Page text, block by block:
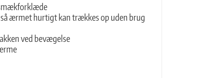
ærmet hurtigt kan trækkes op uden brug
ved bevægelse